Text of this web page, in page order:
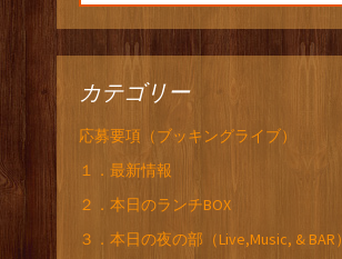
カテゴリー
応募要項（ブッキングライブ）
１．最新情報
２．本日のランチBOX
３．本日の夜の部（Live,Music, & BAR）